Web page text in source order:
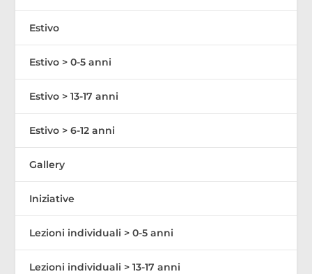
Estivo
Estivo > 0-5 anni
Estivo > 13-17 anni
Estivo > 6-12 anni
Gallery
Iniziative
Lezioni individuali > 0-5 anni
Lezioni individuali > 13-17 anni